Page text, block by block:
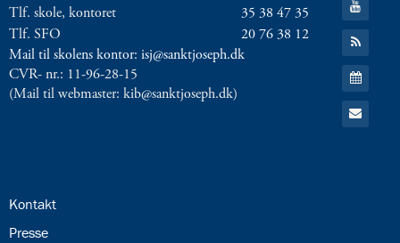
8.0:
Presse
9.0:
Bilingual
Department
Næste
indlæg:
2.
Tlf. skole, kontoret
35 38 47 35
Tlf. SFO
20 76 38 12
Mail til skolens kontor: isj@sanktjoseph.dk
CVR- nr.: 11-96-28-15
(Mail til webmaster: kib@sanktjoseph.dk)
til:
YouTube
Gå
til:
RSS
feed
Gå
til:
Kalender
Gå
til:
24.0:
Kontakt
25.0:
Presse